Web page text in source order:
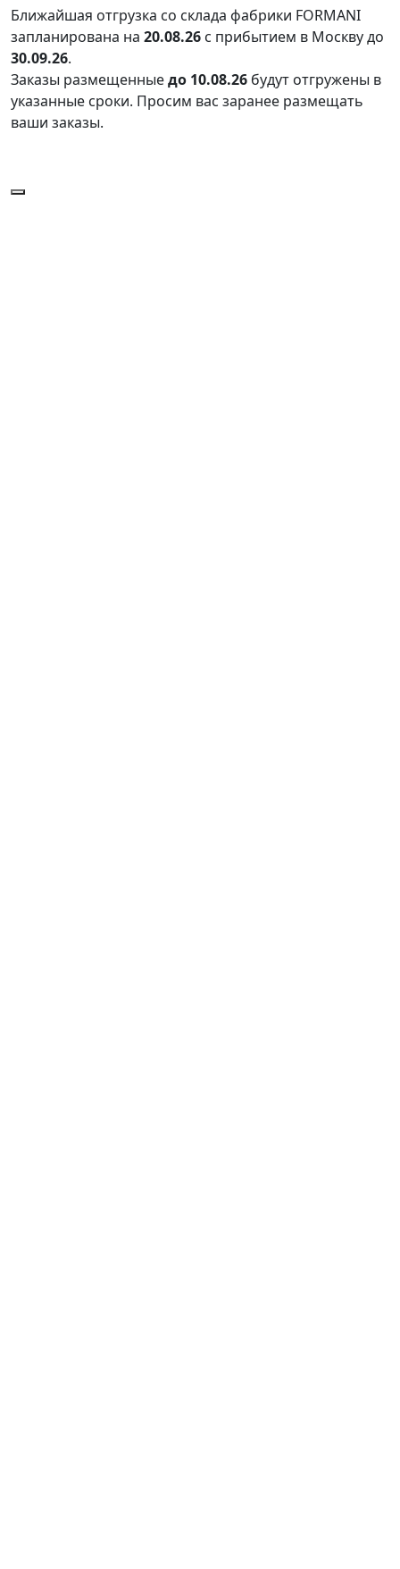
Ближайшая отгрузка со склада фабрики FORMANI
запланирована на 20.08.26 с прибытием в Москву до
30.09.26.
Заказы размещенныедо 10.08.26 будут отгружены в
указанные сроки. Просим вас заранее размещать
ваши заказы.